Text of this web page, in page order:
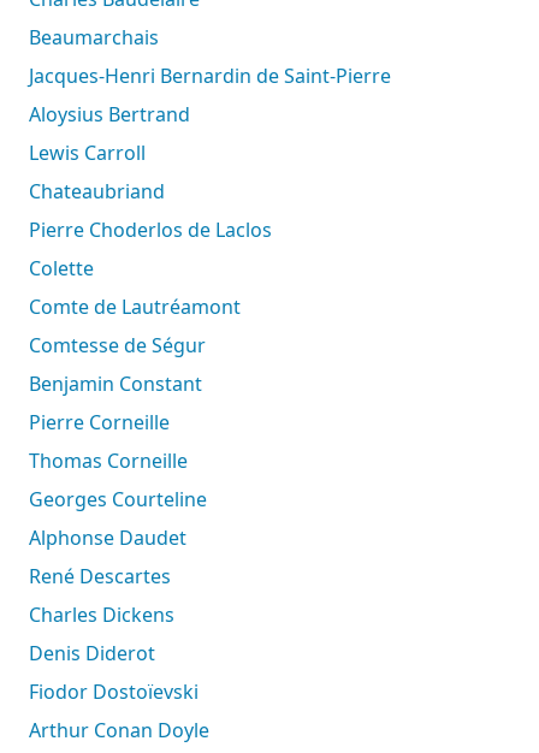
Beaumarchais
Jacques-Henri Bernardin de Saint-Pierre
Aloysius Bertrand
Lewis Carroll
Chateaubriand
Pierre Choderlos de Laclos
Colette
Comte de Lautréamont
Comtesse de Ségur
Benjamin Constant
Pierre Corneille
Thomas Corneille
Georges Courteline
Alphonse Daudet
René Descartes
Charles Dickens
Denis Diderot
Fiodor Dostoïevski
Arthur Conan Doyle